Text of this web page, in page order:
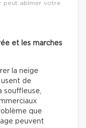
peut abîmer votre
et les marches
la neige
de
souffleuse,
que
peuvent